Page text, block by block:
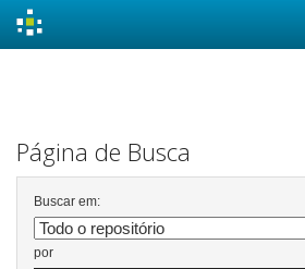
Página de Busca
Buscar em:
por